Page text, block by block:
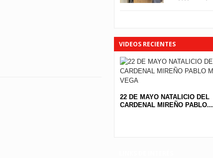
VIDEOS RECIENTES
22 DE MAYO NATALICIO DEL
CARDENAL MIREÑO PABLO...